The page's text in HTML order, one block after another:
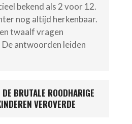
bekend als 2 voor 12.
nog altijd herkenbaar.
twaalf vragen
antwoorden leiden
BRUTALE ROODHARIGE
VEROVERDE